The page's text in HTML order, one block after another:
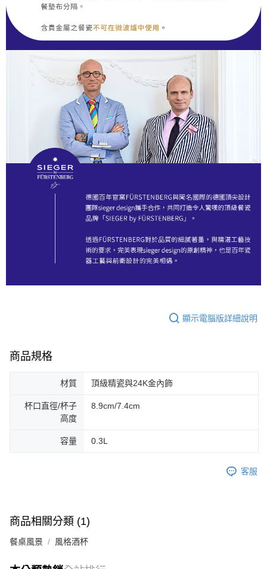
顯示電腦版詳細說明
商品規格
材質 頂級精瓷與24K金內飾
杯口直徑/杯子
高度
8.9cm/7.4cm
容量 0.3L
客服
商品相關分類 (1)
餐桌風景 風格酒杯